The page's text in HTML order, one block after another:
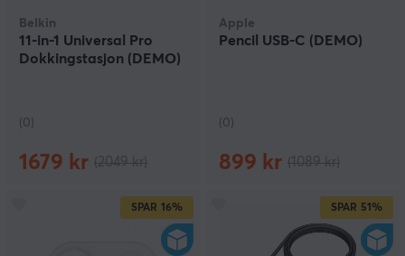
Belkin
11-in-1 Universal Pro
Dokkingstasjon (DEMO)
(0)
1679 kr
Apple
Pencil USB-C (DEMO)
(0)
899 kr
SPAR 16% SPAR 51%